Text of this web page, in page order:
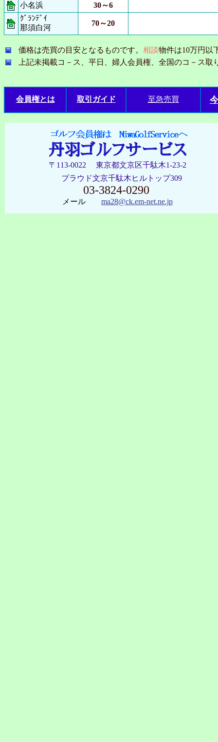
小名浜
30～6
ｸﾞﾗﾝﾃﾞｲ
那須白河
70～20
価格は売買の目安となるものです。 相談物件は10万円以
上記未掲載コ－ス、平日、婦人会員権、全国のコ－ス取
会員権とは 取引ガイド 至急売買
〒113-0022 東京都文京区千駄木1-23-2
プラウド文京千駄木ヒルトップ309
03-3824-0290
メール ma28@ck.em-net.ne.jp